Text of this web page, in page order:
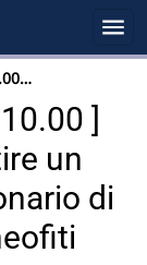
]
un
di